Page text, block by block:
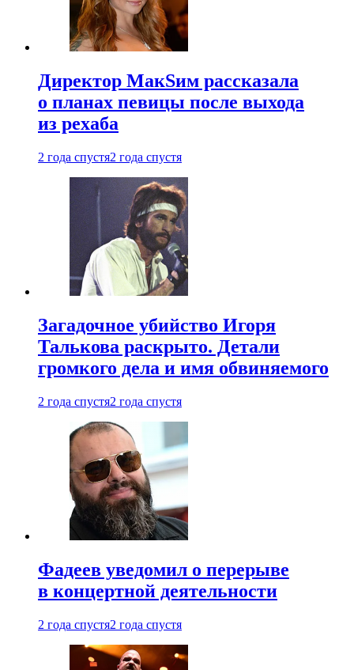
Директор МакSим рассказала
о планах певицы после выхода
из рехаба
2 года спустя2 года спустя
Загадочное убийство Игоря
Талькова раскрыто. Детали
громкого дела и имя обвиняемого
2 года спустя2 года спустя
Фадеев уведомил о перерыве
в концертной деятельности
2 года спустя2 года спустя